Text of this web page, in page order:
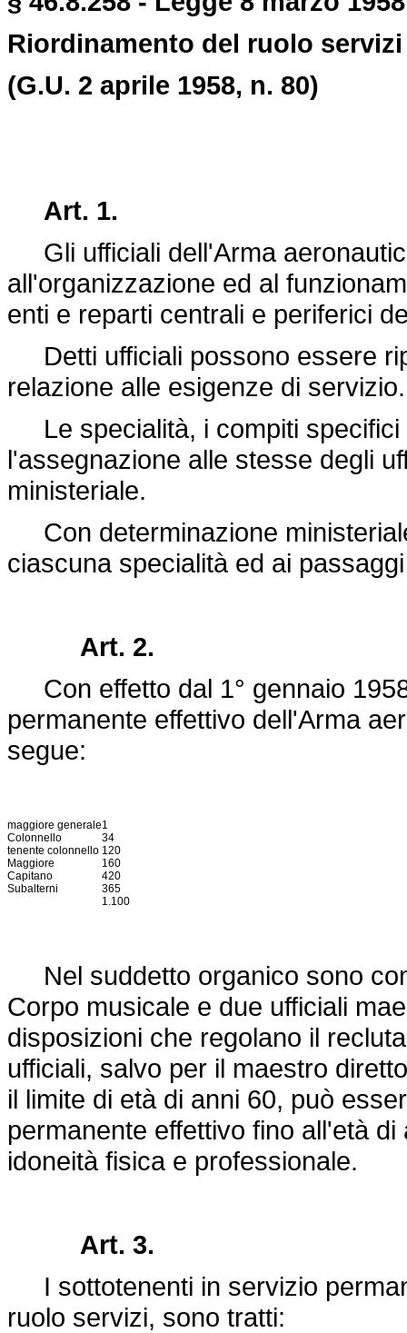
Riordinamento del ruolo
(G.U. 2 aprile 1958, n. 80)
Art. 1.
Gli ufficiali dell'Arma
all'organizzazione ed al
enti e reparti centrali e periferici
Detti ufficiali possono essere
relazione alle esigenze di servizio.
Le specialità, i compiti specifici
l'assegnazione alle stesse degli
ministeriale.
Con determinazione
ciascuna specialità ed ai
Art. 2.
Con effetto dal 1° gennaio
permanente effettivo dell'Arma
segue:
maggiore generale1
Colonnello
34
tenente colonnello 120
Maggiore
160
Capitano
420
Subalterni
365
1.100
Nel suddetto organico sono
Corpo musicale e due ufficiali
disposizioni che regolano il
ufficiali, salvo per il maestro
il limite di età di anni 60, può
permanente effettivo fino all'età
idoneità fisica e professionale.
Art. 3.
I sottotenenti in servizio
ruolo servizi, sono tratti: